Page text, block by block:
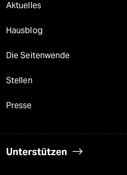
Aktuelles
Hausblog
Die Seitenwende
Stellen
Presse
Unterstützen